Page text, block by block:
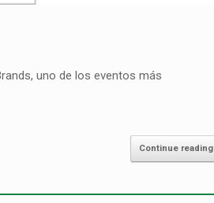
uno de los eventos más
Continue reading